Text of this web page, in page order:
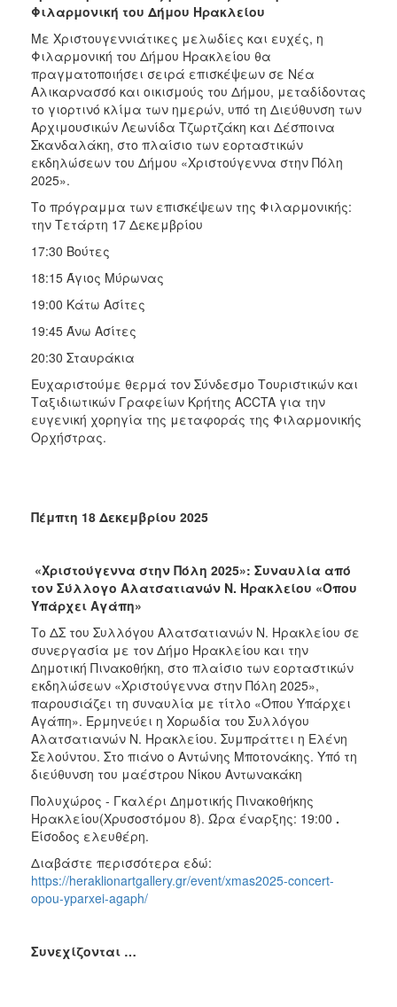
Φιλαρμονική του Δήμου Ηρακλείου
Με Χριστουγεννιάτικες μελωδίες και ευχές, η
Φιλαρμονική του Δήμου Ηρακλείου θα
πραγματοποιήσει σειρά επισκέψεων σε Νέα
Αλικαρνασσό και οικισμούς του Δήμου, μεταδίδοντας
το γιορτινό κλίμα των ημερών, υπό τη Διεύθυνση των
Αρχιμουσικών Λεωνίδα Τζωρτζάκη και Δέσποινα
Σκανδαλάκη, στο πλαίσιο των εορταστικών
εκδηλώσεων του Δήμου «Χριστούγεννα στην Πόλη
2025».
Το πρόγραμμα των επισκέψεων της Φιλαρμονικής:
την Τετάρτη 17 Δεκεμβρίου
17:30 Βούτες
18:15 Άγιος Μύρωνας
19:00 Κάτω Ασίτες
19:45 Άνω Ασίτες
20:30 Σταυράκια
Ευχαριστούμε θερμά τον Σύνδεσμο Τουριστικών και
Ταξιδιωτικών Γραφείων Κρήτης ACCTA για την
ευγενική χορηγία της μεταφοράς της Φιλαρμονικής
Ορχήστρας.
Πέμπτη 18 Δεκεμβρίου 2025
«Χριστούγεννα στην Πόλη 2025»: Συναυλία από
τον Σύλλογο Αλατσατιανών Ν. Ηρακλείου «Όπου
Υπάρχει Αγάπη»
Το ΔΣ του Συλλόγου Αλατσατιανών Ν. Ηρακλείου σε
συνεργασία με τον Δήμο Ηρακλείου και την
Δημοτική Πινακοθήκη, στο πλαίσιο των εορταστικών
εκδηλώσεων «Χριστούγεννα στην Πόλη 2025»,
παρουσιάζει τη συναυλία με τίτλο «Όπου Υπάρχει
Αγάπη». Ερμηνεύει η Χορωδία του Συλλόγου
Αλατσατιανών Ν. Ηρακλείου. Συμπράττει η Ελένη
Σελούντου. Στο πιάνο ο Αντώνης Μποτονάκης. Υπό τη
διεύθυνση του μαέστρου Νίκου Αντωνακάκη
Πολυχώρος - Γκαλέρι Δημοτικής Πινακοθήκης
Ηρακλείου(Χρυσοστόμου 8). Ώρα έναρξης: 19:00 .
Είσοδος ελευθέρη.
Διαβάστε περισσότερα εδώ:
https://heraklionartgallery.gr/event/xmas2025-concert-
opou-yparxei-agaph/
Συνεχίζονται …